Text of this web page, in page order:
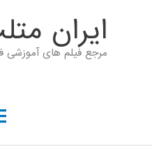
ايران
مرجع فیلم های آموزشی